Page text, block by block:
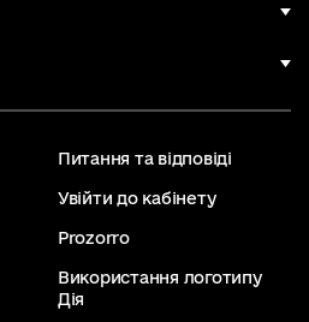
Питання та відповіді
Увійти до кабінету
Prozorro
Використання логотипу
Дія